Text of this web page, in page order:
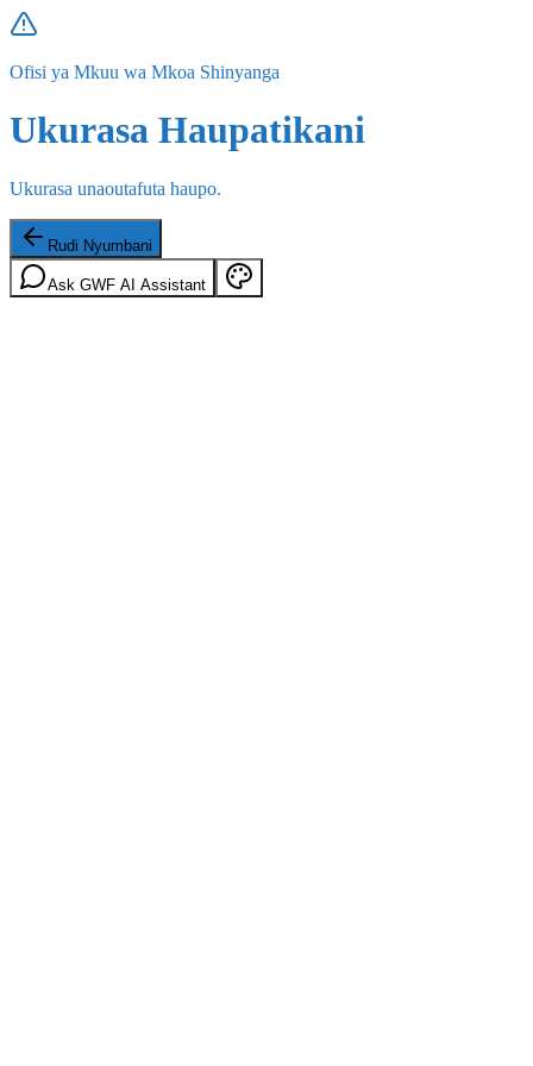
Ofisi ya Mkuu wa Mkoa Shinyanga
Ukurasa Haupatikani
Ukurasa unaoutafuta haupo.
Rudi Nyumbani
Ask GWF AI Assistant